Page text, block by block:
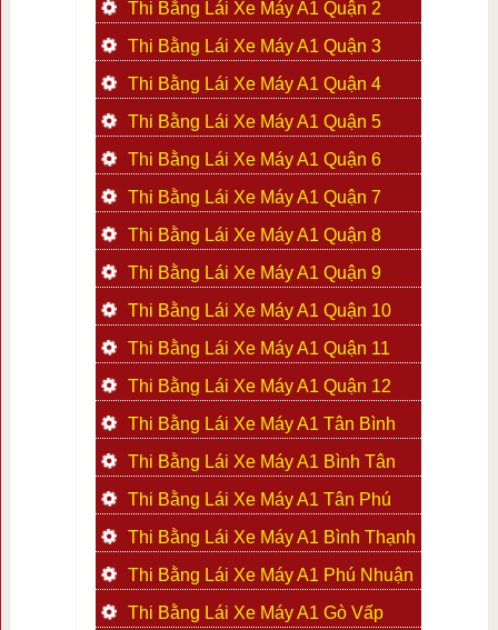
Thi Bằng Lái Xe Máy A1 Quận 2
Thi Bằng Lái Xe Máy A1 Quận 3
Thi Bằng Lái Xe Máy A1 Quận 4
Thi Bằng Lái Xe Máy A1 Quận 5
Thi Bằng Lái Xe Máy A1 Quận 6
Thi Bằng Lái Xe Máy A1 Quận 7
Thi Bằng Lái Xe Máy A1 Quận 8
Thi Bằng Lái Xe Máy A1 Quận 9
Thi Bằng Lái Xe Máy A1 Quận 10
Thi Bằng Lái Xe Máy A1 Quận 11
Thi Bằng Lái Xe Máy A1 Quận 12
Thi Bằng Lái Xe Máy A1 Tân Bình
Thi Bằng Lái Xe Máy A1 Bình Tân
Thi Bằng Lái Xe Máy A1 Tân Phú
Thi Bằng Lái Xe Máy A1 Bình Thạnh
Thi Bằng Lái Xe Máy A1 Phú Nhuận
Thi Bằng Lái Xe Máy A1 Gò Vấp